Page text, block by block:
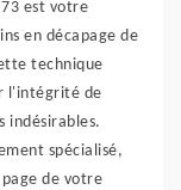
est votre
en décapage de
technique
l'intégrité de
indésirables.
spécialisé,
de votre